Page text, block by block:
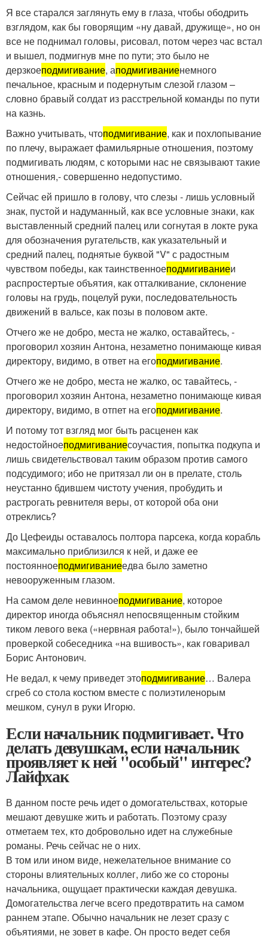
Я все старался заглянуть ему в глаза, чтобы ободрить
взглядом, как бы говорящим «ну давай, дружище», но он
все не поднимал головы, рисовал, потом через час встал
и вышел, подмигнув мне по пути; это было не
дерзкоеподмигивание, аподмигиваниенемного
печальное, красным и подернутым слезой глазом –
словно бравый солдат из расстрельной команды по пути
на казнь.
Важно учитывать, чтоподмигивание, как и похлопывание
по плечу, выражает фамильярные отношения, поэтому
подмигивать людям, с которыми нас не связывают такие
отношения,- совершенно недопустимо.
Сейчас ей пришло в голову, что слезы - лишь условный
знак, пустой и надуманный, как все условные знаки, как
выставленный средний палец или согнутая в локте рука
для обозначения ругательств, как указательный и
средний палец, поднятые буквой "V" с радостным
чувством победы, как таинственноеподмигиваниеи
распростертые объятия, как отталкивание, склонение
головы на грудь, поцелуй руки, последовательность
движений в вальсе, как позы в половом акте.
Отчего же не добро, места не жалко, оставайтесь, -
проговорил хозяин Антона, незаметно понимающе кивая
директору, видимо, в ответ на егоподмигивание.
Отчего же не добро, места не жалко, ос тавайтесь, -
проговорил хозяин Антона, незаметно понимающе кивая
директору, видимо, в отпет на егоподмигивание.
И потому тот взгляд мог быть расценен как
недостойноеподмигиваниесоучастия, попытка подкупа и
лишь свидетельствовал таким образом против самого
подсудимого; ибо не притязал ли он в прелате, столь
неустанно бдившем чистоту учения, пробудить и
растрогать ревнителя веры, от которой оба они
отреклись?
До Цефеиды оставалось полтора парсека, когда корабль
максимально приблизился к ней, и даже ее
постоянноеподмигиваниеедва было заметно
невооруженным глазом.
На самом деле невинноеподмигивание, которое
директор иногда объяснял непосвященным стойким
тиком левого века («нервная работа!»), было тончайшей
проверкой собеседника «на вшивость», как говаривал
Борис Антонович.
Не ведал, к чему приведет этоподмигивание… Валера
сгреб со стола костюм вместе с полиэтиленорым
мешком, сунул в руки Игорю.
Если начальник подмигивает. Что
делать девушкам, если начальник
проявляет к ней "особый" интерес?
Лайфхак
В данном посте речь идет о домогательствах, которые
мешают девушке жить и работать. Поэтому сразу
отметаем тех, кто добровольно идет на служебные
романы. Речь сейчас не о них.
В том или ином виде, нежелательное внимание со
стороны влиятельных коллег, либо же со стороны
начальника, ощущает практически каждая девушка.
Домогательства легче всего предотвратить на самом
раннем этапе. Обычно начальник не лезет сразу с
объятиями, не зовет в кафе. Он просто ведет себя